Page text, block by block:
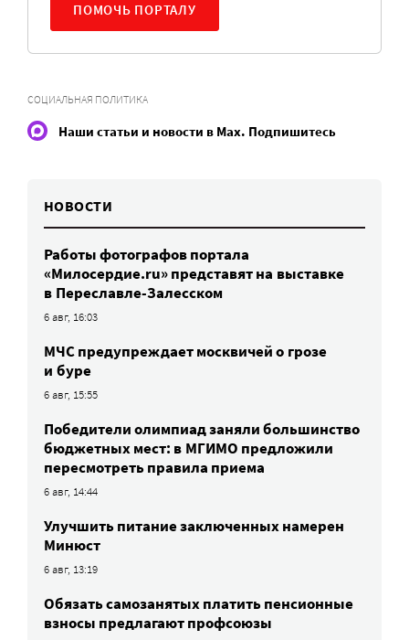
ПОМОЧЬ ПОРТАЛУ
СОЦИАЛЬНАЯ ПОЛИТИКА
Наши статьи и новости в Max. Подпишитесь
НОВОСТИ
Работы фотографов портала
«Милосердие.ru» представят на выставке
в Переславле-Залесском
6 авг, 16:03
МЧС предупреждает москвичей о грозе
и буре
6 авг, 15:55
Победители олимпиад заняли большинство
бюджетных мест: в МГИМО предложили
пересмотреть правила приема
6 авг, 14:44
Улучшить питание заключенных намерен
Минюст
6 авг, 13:19
Обязать самозанятых платить пенсионные
взносы предлагают профсоюзы